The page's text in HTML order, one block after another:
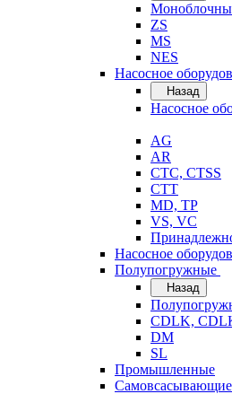
ZS
MS
NES
Насосное
Назад
Насосное
AG
AR
CTC, CTSS
CTT
MD, TP
VS, VC
Насосное
Полупогружные
Назад
CDLK,
DM
SL
Промышленные
Самовсасывающие